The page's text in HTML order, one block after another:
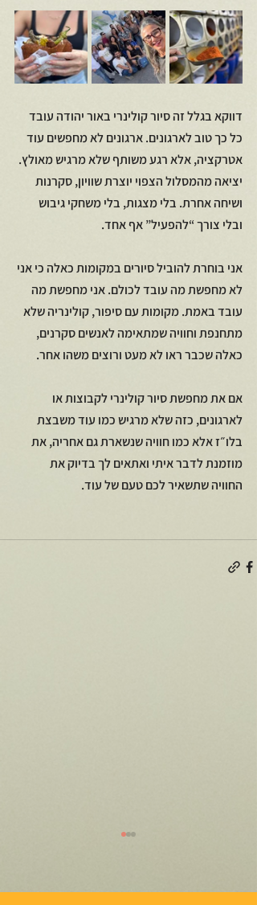
דווקא בגלל זה סיור קולינרי באור יהודה עובד
כל כך טוב לארגונים. ארגונים לא מחפשים עוד
אטרקציה, אלא רגע משותף שלא מרגיש מאולץ.
יציאה מהמסלול הצפוי יוצרת שוויון, סקרנות
ושיחה אחרת. בלי מצגות, בלי משחקי גיבוש
ובלי צורך “להפעיל” אף אחד.
אני בוחרת להוביל סיורים במקומות כאלה כי אני
לא מחפשת מה עובד לכולם. אני מחפשת מה
עובד באמת. מקומות עם סיפור, קולינריה שלא
מתחנפת וחוויה שמתאימה לאנשים סקרנים,
כאלה שכבר ראו לא מעט ורוצים משהו אחר.
אם את מחפשת סיור קולינרי לקבוצות או
לארגונים, כזה שלא מרגיש כמו עוד משבצת
בלו״ז אלא כמו חוויה שנשארת גם אחריה, את
מוזמנת לדבר איתי ואתאים לך בדיוק את
החוויה שתשאיר לכם טעם של עוד.